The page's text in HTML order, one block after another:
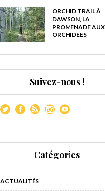
ORCHID TRAIL À
DAWSON, LA
PROMENADE AUX
ORCHIDÉES
Suivez-nous !
Catégories
ACTUALITÉS